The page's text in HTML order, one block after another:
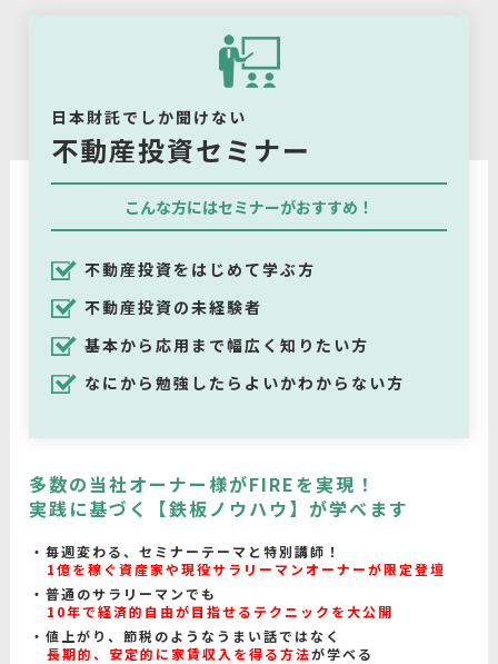
日本財託でしか聞けない
不動産投資セミナー
こんな方にはセミナーがおすすめ！
不動産投資をはじめて学ぶ方
不動産投資の未経験者
基本から応用まで幅広く知りたい方
なにから勉強したらよいかわからない方
多数の当社オーナー様がFIREを実現！
実践に基づく【鉄板ノウハウ】が学べます
毎週変わる、セミナーテーマと特別講師！
1億を稼ぐ資産家や現役サラリーマンオーナーが限定登壇
普通のサラリーマンでも
10年で経済的自由が目指せるテクニックを大公開
値上がり、節税のようなうまい話ではなく
長期的、安定的に家賃収入を得る方法が学べる